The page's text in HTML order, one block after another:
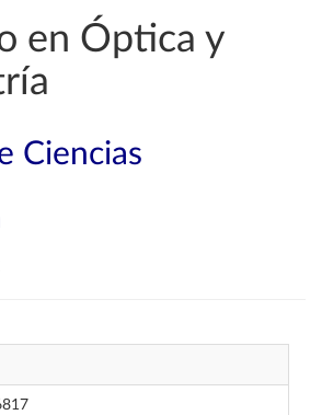
en Óptica y
Ciencias